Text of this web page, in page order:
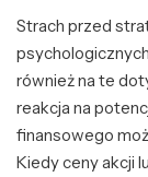
Strach przed
również na te
reakcja na
finansowego
Kiedy ceny akcji